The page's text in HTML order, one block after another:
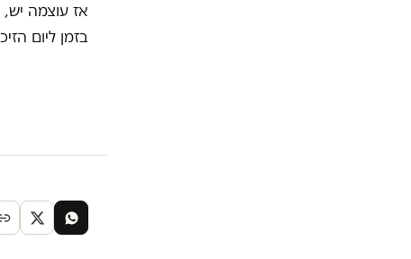
אז עוצמה יש,
בזמן ליום